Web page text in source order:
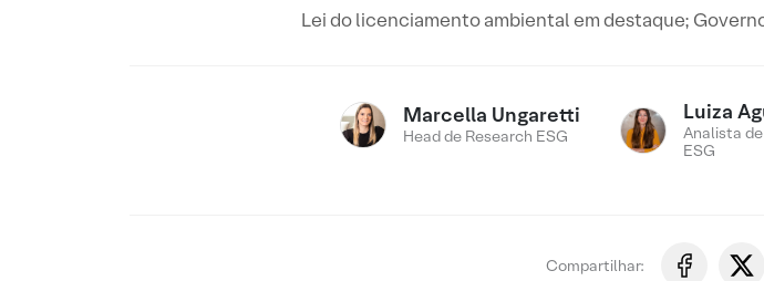
Lei do licenciamento ambiental em destaque;
Marcella Ungaretti
Head de Research ESG
Luiza
Analista
ESG
Compartilhar: